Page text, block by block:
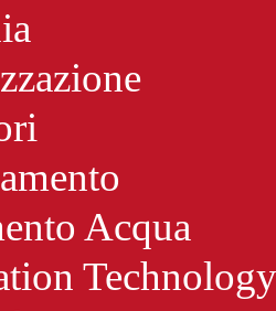
Acqua
Technology